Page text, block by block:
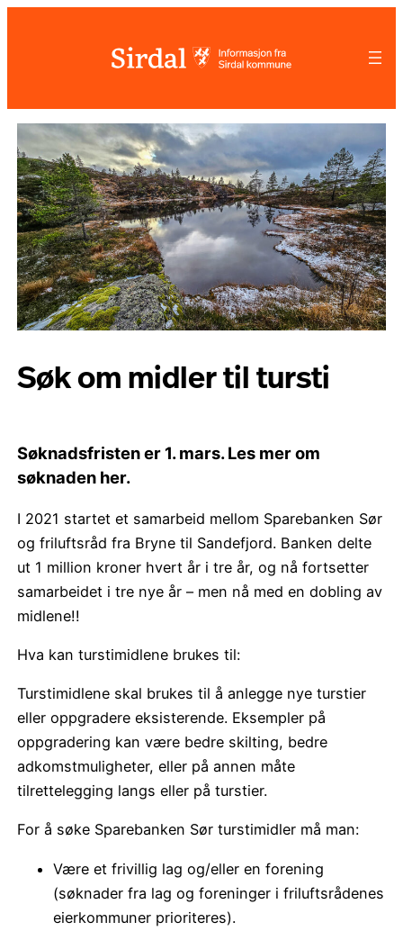
Søk om midler til tursti
Søknadsfristen er 1. mars. Les mer om
søknaden her.
I 2021 startet et samarbeid mellom Sparebanken Sør
og friluftsråd fra Bryne til Sandefjord. Banken delte
ut 1 million kroner hvert år i tre år, og nå fortsetter
samarbeidet i tre nye år – men nå med en dobling av
midlene!!
Hva kan turstimidlene brukes til:
Turstimidlene skal brukes til å anlegge nye turstier
eller oppgradere eksisterende. Eksempler på
oppgradering kan være bedre skilting, bedre
adkomstmuligheter, eller på annen måte
tilrettelegging langs eller på turstier.
For å søke Sparebanken Sør turstimidler må man:
Være et frivillig lag og/eller en forening
(søknader fra lag og foreninger i friluftsrådenes
eierkommuner prioriteres).